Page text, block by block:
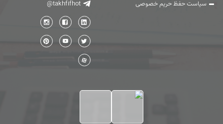
سیاست حفظ حریم خصوصی
@takhfifhot